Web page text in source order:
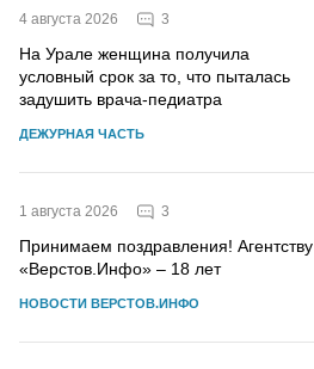
4 августа 2026 3
На Урале женщина получила
условный срок за то, что пыталась
задушить врача-педиатра
ДЕЖУРНАЯ ЧАСТЬ
1 августа 2026 3
Принимаем поздравления! Агентству
«Верстов.Инфо» – 18 лет
НОВОСТИ ВЕРСТОВ.ИНФО